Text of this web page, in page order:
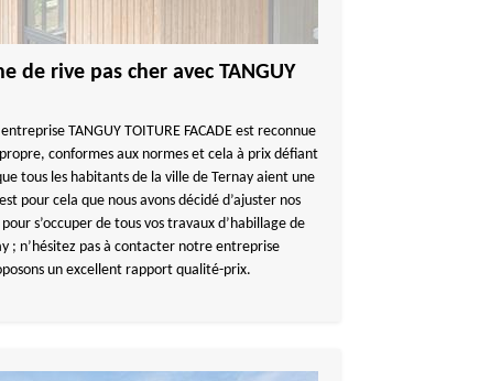
de rive pas cher avec TANGUY
TANGUY TOITURE FACADE est reconnue
conformes aux normes et cela à prix défiant
tous les habitants de la ville de Ternay aient une
pour cela que nous avons décidé d’ajuster nos
s’occuper de tous vos travaux d’habillage de
; n’hésitez pas à contacter notre entreprise
un excellent rapport qualité-prix.